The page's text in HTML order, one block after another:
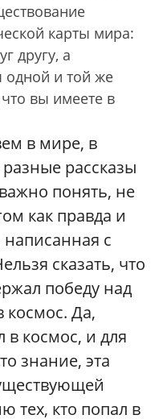
карты мира:
другу, а
и той же
вы имеете в
в мире, в
рассказы
понять, не
как правда и
написанная с
сказать, что
победу над
космос. Да,
в космос, и для
знание, эта
тех, кто попал в